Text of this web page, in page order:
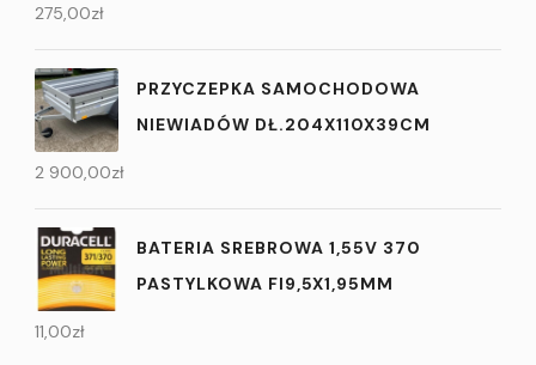
275,00zł
PRZYCZEPKA SAMOCHODOWA
NIEWIADÓW DŁ.204X110X39CM
2 900,00zł
BATERIA SREBROWA 1,55V 370
PASTYLKOWA FI9,5X1,95MM
11,00zł